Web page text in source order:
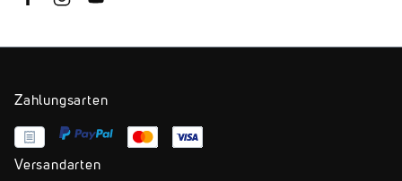
Zahlungsarten
Versandarten